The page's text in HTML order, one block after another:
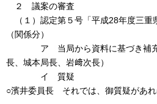
２ 議案の審査
（１）認定第５号「平成28年度三重
（関係分）
ア 当局から資料に基づき補充
長、城本局長、岩﨑次長）
イ 質疑
○濱井委員長 それでは、御質疑があれ